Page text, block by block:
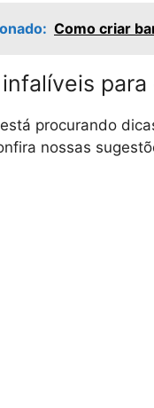
Como criar
infalíveis
procurando
nossas